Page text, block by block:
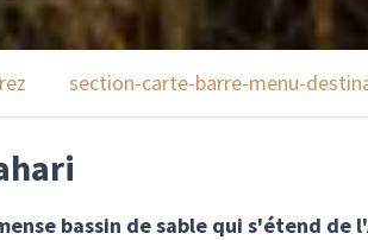
section-carte-barre-menu-
bassin de sable qui s'étend de